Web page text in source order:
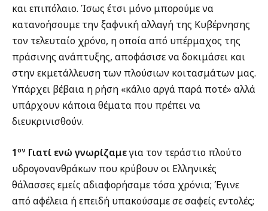
και επιπόλαιο. Ίσως έτσι μόνο μπορούμε να
κατανοήσουμε την ξαφνική αλλαγή της Κυβέρνησης
τον τελευταίο χρόνο, η οποία από υπέρμαχος της
πράσινης ανάπτυξης, αποφάσισε να δοκιμάσει και
στην εκμετάλλευση των πλούσιων κοιτασμάτων μας.
Υπάρχει βέβαια η ρήση «κάλιο αργά παρά ποτέ» αλλά
υπάρχουν κάποια θέματα που πρέπει να
διευκρινισθούν.
1 ον Γιατί ενώ γνωρίζαμεγια τον τεράστιο πλούτο
υδρογονανθράκων που κρύβουν οι Ελληνικές
θάλασσες εμείς αδιαφορήσαμε τόσα χρόνια; Έγινε
από αφέλεια ή επειδή υπακούσαμε σε σαφείς εντολές;